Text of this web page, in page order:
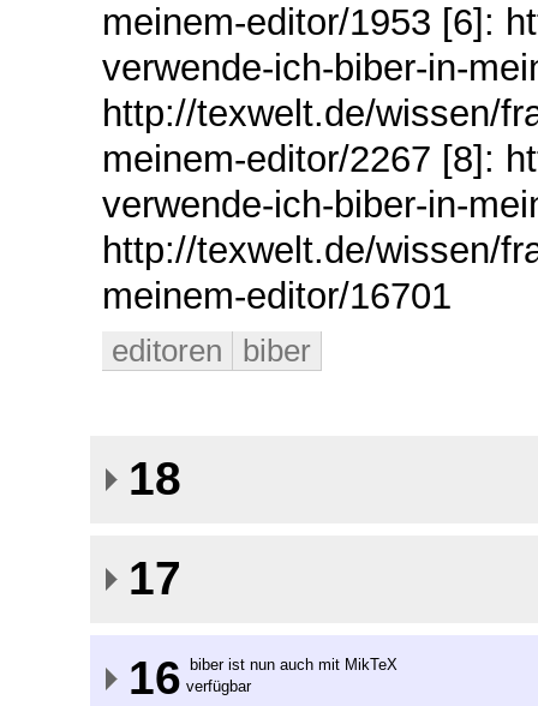
meinem-editor/1953 [6]:
verwende-ich-biber-in-
http://texwelt.de/wissen/
meinem-editor/2267 [8]:
verwende-ich-biber-in-
http://texwelt.de/wissen/
meinem-editor/16701
editoren biber
18
17
16
biber ist nun auch mit MikTeX
verfügbar